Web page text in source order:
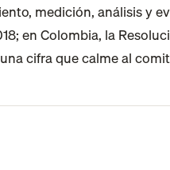
medición, análisis y
en Colombia, la
cifra que calme al